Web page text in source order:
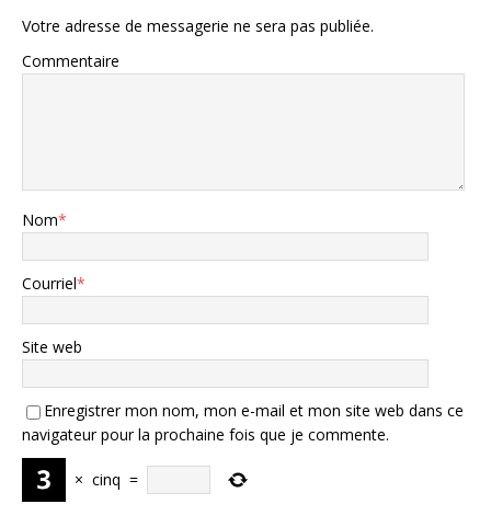
Votre adresse de messagerie ne sera pas publiée.
Commentaire
Nom*
Courriel*
Site web
Enregistrer mon nom, mon e-mail et mon site web dans ce
navigateur pour la prochaine fois que je commente.
× cinq =